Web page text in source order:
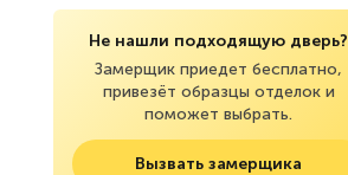
Не нашли подходящую дверь?
Замерщик приедет бесплатно,
привезёт образцы отделок и
поможет выбрать.
Вызвать замерщика